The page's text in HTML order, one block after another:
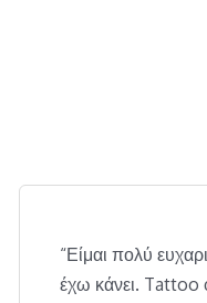
“Είμαι πολύ
έχω κάνει. Tattoo